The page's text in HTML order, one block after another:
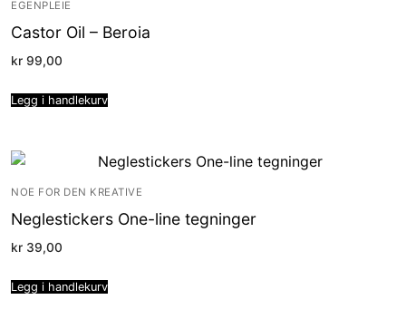
EGENPLEIE
Castor Oil – Beroia
kr 99,00
Legg i handlekurv
NOE FOR DEN KREATIVE
Neglestickers One-line tegninger
kr 39,00
Legg i handlekurv